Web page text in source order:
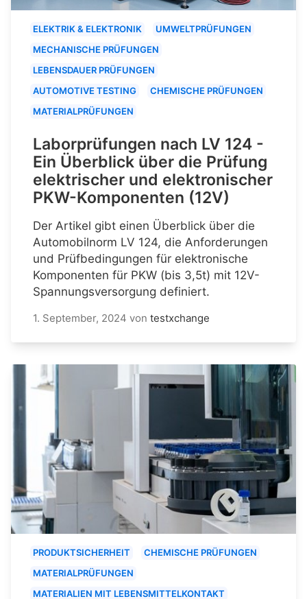
ELEKTRIK & ELEKTRONIK
UMWELTPRÜFUNGEN
MECHANISCHE PRÜFUNGEN
LEBENSDAUER PRÜFUNGEN
AUTOMOTIVE TESTING
CHEMISCHE PRÜFUNGEN
MATERIALPRÜFUNGEN
Laborprüfungen nach LV 124 -
Ein Überblick über die Prüfung
elektrischer und elektronischer
PKW-Komponenten (12V)
Der Artikel gibt einen Überblick über die
Automobilnorm LV 124, die Anforderungen
und Prüfbedingungen für elektronische
Komponenten für PKW (bis 3,5t) mit 12V-
Spannungsversorgung definiert.
1. September, 2024 von testxchange
PRODUKTSICHERHEIT
CHEMISCHE PRÜFUNGEN
MATERIALPRÜFUNGEN
MATERIALIEN MIT LEBENSMITTELKONTAKT